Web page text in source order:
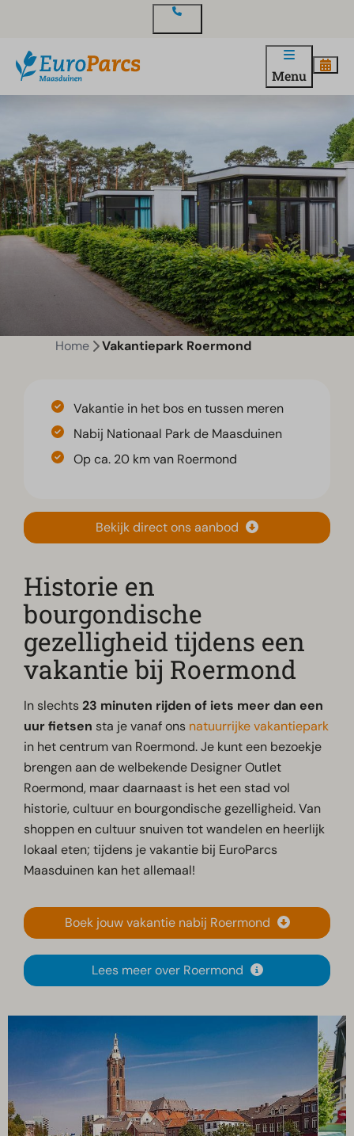
Menu
Home Vakantiepark Roermond
Vakantie in het bos en tussen meren
Nabij Nationaal Park de Maasduinen
Op ca. 20 km van Roermond
Bekijk direct ons aanbod
Historie en
bourgondische
gezelligheid tijdens een
vakantie bij Roermond
In slechts23 minuten rijden of iets meer dan een
uur fietsen sta je vanaf ons natuurrijke vakantiepark
in het centrum van Roermond. Je kunt een bezoekje
brengen aan de welbekende Designer Outlet
Roermond, maar daarnaast is het een stad vol
historie, cultuur en bourgondische gezelligheid. Van
shoppen en cultuur snuiven tot wandelen en heerlijk
lokaal eten; tijdens je vakantie bij EuroParcs
Maasduinen kan het allemaal!
Boek jouw vakantie nabij Roermond
Lees meer over Roermond